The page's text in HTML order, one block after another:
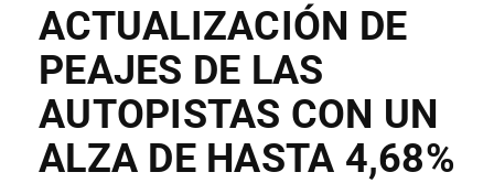
ACTUALIZACIÓN DE
PEAJES DE LAS
AUTOPISTAS CON UN
ALZA DE HASTA 4,68%